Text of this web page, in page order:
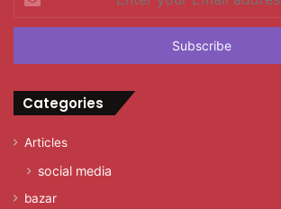
your
Email
Categories
Articles
social media
bazar